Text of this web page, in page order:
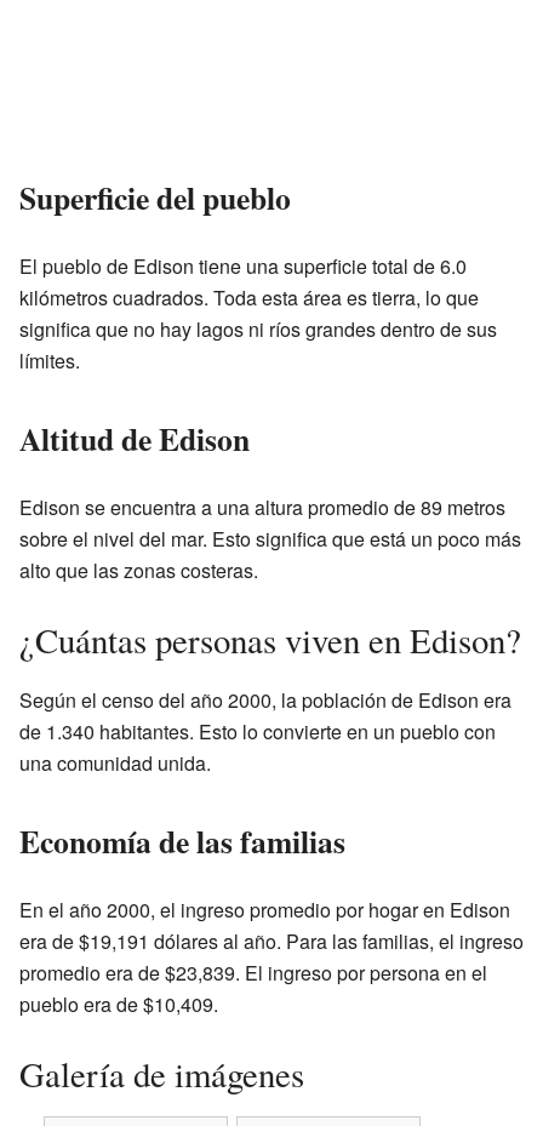
Superficie del pueblo
El pueblo de Edison tiene una superficie total de 6.0
kilómetros cuadrados. Toda esta área es tierra, lo que
significa que no hay lagos ni ríos grandes dentro de sus
límites.
Altitud de Edison
Edison se encuentra a una altura promedio de 89 metros
sobre el nivel del mar. Esto significa que está un poco más
alto que las zonas costeras.
¿Cuántas personas viven en Edison?
Según el censo del año 2000, la población de Edison era
de 1.340 habitantes. Esto lo convierte en un pueblo con
una comunidad unida.
Economía de las familias
En el año 2000, el ingreso promedio por hogar en Edison
era de $19,191 dólares al año. Para las familias, el ingreso
promedio era de $23,839. El ingreso por persona en el
pueblo era de $10,409.
Galería de imágenes